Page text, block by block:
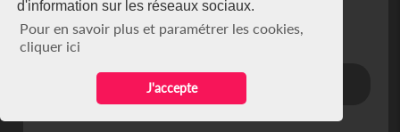
d'information sur les réseaux sociaux.
Pour en savoir plus et paramétrer les cookies,
cliquer ici
J'accepte
S'abonner
Se désabonner